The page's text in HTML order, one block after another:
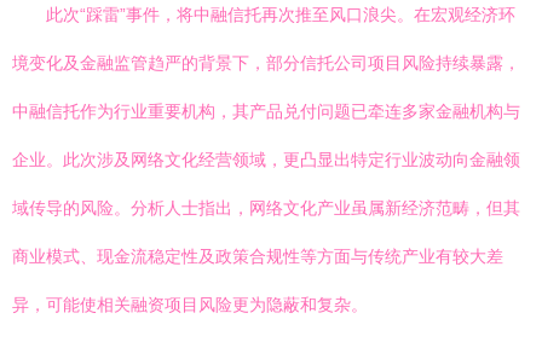
此次“踩雷”事件，将中融信托再次推至风口浪尖。在宏观经济环
境变化及金融监管趋严的背景下，部分信托公司项目风险持续暴露，
中融信托作为行业重要机构，其产品兑付问题已牵连多家金融机构与
企业。此次涉及网络文化经营领域，更凸显出特定行业波动向金融领
域传导的风险。分析人士指出，网络文化产业虽属新经济范畴，但其
商业模式、现金流稳定性及政策合规性等方面与传统产业有较大差
异，可能使相关融资项目风险更为隐蔽和复杂。